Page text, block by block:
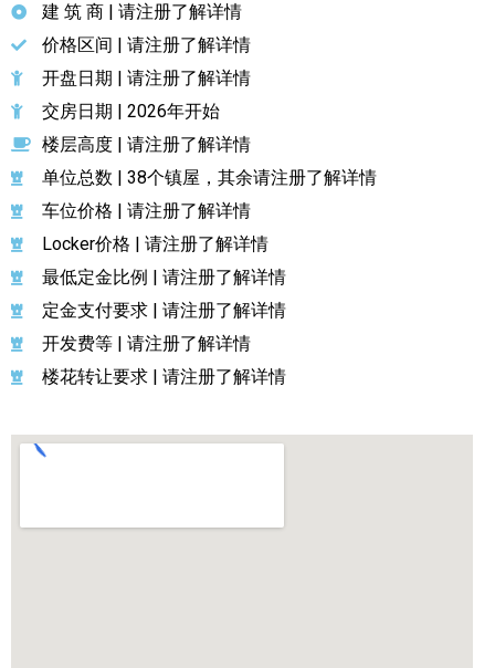
建 筑 商 | 请注册了解详情
价格区间 | 请注册了解详情
开盘日期 | 请注册了解详情
交房日期 | 2026年开始
楼层高度 | 请注册了解详情
单位总数 | 38个镇屋，其余请注册了解详情
车位价格 | 请注册了解详情
Locker价格 | 请注册了解详情
最低定金比例 | 请注册了解详情
定金支付要求 | 请注册了解详情
开发费等 | 请注册了解详情
楼花转让要求 | 请注册了解详情